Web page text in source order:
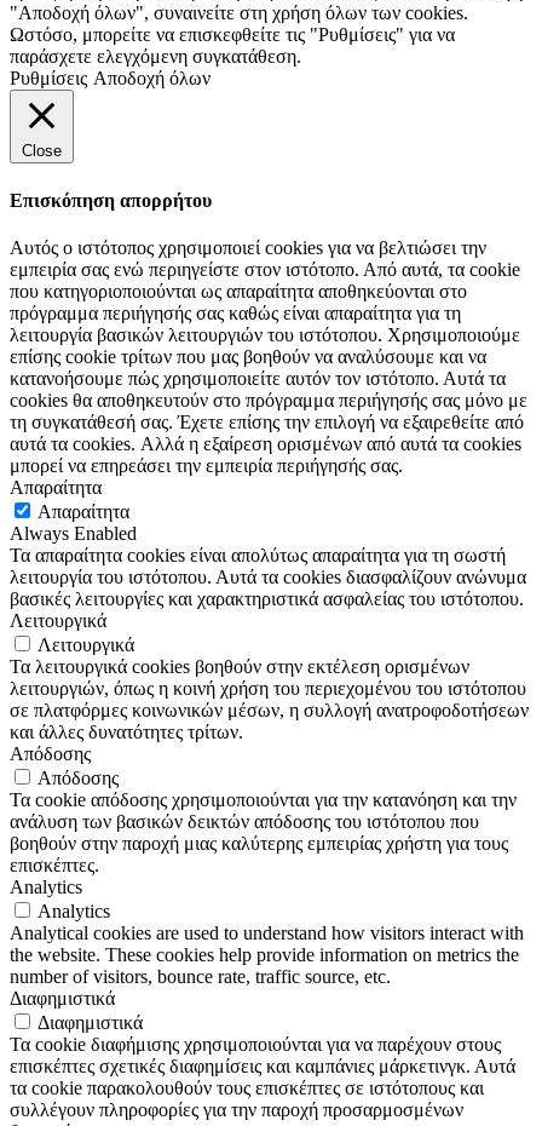
"Αποδοχή όλων", συναινείτε στη χρήση όλων των cookies.
Ωστόσο, μπορείτε να επισκεφθείτε τις "Ρυθμίσεις" για να
παράσχετε ελεγχόμενη συγκατάθεση.
Ρυθμίσεις Αποδοχή όλων
Close
Επισκόπηση απορρήτου
Αυτός ο ιστότοπος χρησιμοποιεί cookies για να βελτιώσει την
εμπειρία σας ενώ περιηγείστε στον ιστότοπο. Από αυτά, τα cookie
που κατηγοριοποιούνται ως απαραίτητα αποθηκεύονται στο
πρόγραμμα περιήγησής σας καθώς είναι απαραίτητα για τη
λειτουργία βασικών λειτουργιών του ιστότοπου. Χρησιμοποιούμε
επίσης cookie τρίτων που μας βοηθούν να αναλύσουμε και να
κατανοήσουμε πώς χρησιμοποιείτε αυτόν τον ιστότοπο. Αυτά τα
cookies θα αποθηκευτούν στο πρόγραμμα περιήγησής σας μόνο με
τη συγκατάθεσή σας. Έχετε επίσης την επιλογή να εξαιρεθείτε από
αυτά τα cookies. Αλλά η εξαίρεση ορισμένων από αυτά τα cookies
μπορεί να επηρεάσει την εμπειρία περιήγησής σας.
Απαραίτητα
Απαραίτητα
Always Enabled
Τα απαραίτητα cookies είναι απολύτως απαραίτητα για τη σωστή
λειτουργία του ιστότοπου. Αυτά τα cookies διασφαλίζουν ανώνυμα
βασικές λειτουργίες και χαρακτηριστικά ασφαλείας του ιστότοπου.
Λειτουργικά
Λειτουργικά
Τα λειτουργικά cookies βοηθούν στην εκτέλεση ορισμένων
λειτουργιών, όπως η κοινή χρήση του περιεχομένου του ιστότοπου
σε πλατφόρμες κοινωνικών μέσων, η συλλογή ανατροφοδοτήσεων
και άλλες δυνατότητες τρίτων.
Απόδοσης
Απόδοσης
Τα cookie απόδοσης χρησιμοποιούνται για την κατανόηση και την
ανάλυση των βασικών δεικτών απόδοσης του ιστότοπου που
βοηθούν στην παροχή μιας καλύτερης εμπειρίας χρήστη για τους
επισκέπτες.
Analytics
Analytics
Analytical cookies are used to understand how visitors interact with
the website. These cookies help provide information on metrics the
number of visitors, bounce rate, traffic source, etc.
Διαφημιστικά
Διαφημιστικά
Τα cookie διαφήμισης χρησιμοποιούνται για να παρέχουν στους
επισκέπτες σχετικές διαφημίσεις και καμπάνιες μάρκετινγκ. Αυτά
τα cookie παρακολουθούν τους επισκέπτες σε ιστότοπους και
συλλέγουν πληροφορίες για την παροχή προσαρμοσμένων